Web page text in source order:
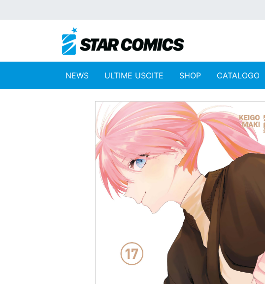
NEWS ULTIME USCITE SHOP CATALOGO